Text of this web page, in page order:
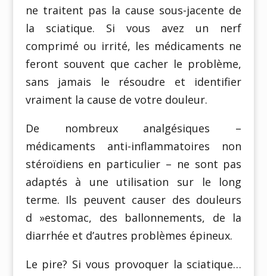
ne traitent pas la cause sous-jacente de
la sciatique. Si vous avez un nerf
comprimé ou irrité, les médicaments ne
feront souvent que cacher le problème,
sans jamais le résoudre et identifier
vraiment la cause de votre douleur.
De nombreux analgésiques –
médicaments anti-inflammatoires non
stéroïdiens en particulier – ne sont pas
adaptés à une utilisation sur le long
terme. Ils peuvent causer des douleurs
d »estomac, des ballonnements, de la
diarrhée et d’autres problèmes épineux.
Le pire? Si vous provoquer la sciatique…